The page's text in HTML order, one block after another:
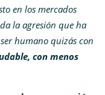
en los mercados
la agresión que ha
humano quizás con
con menos